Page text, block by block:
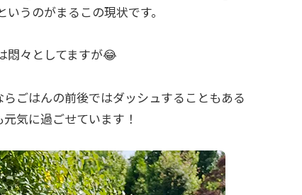
うのがまるこの現状です。
悶々としてますが😂
ごはんの前後ではダッシュすることもある
気に過ごせています！